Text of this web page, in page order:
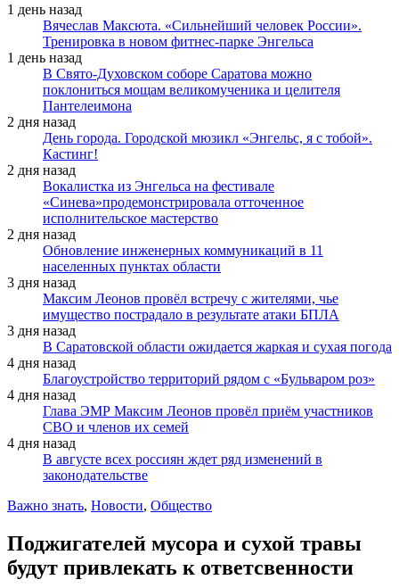
1 день назад
Вячеслав Максюта. «Сильнейший человек России».
Тренировка в новом фитнес-парке Энгельса
1 день назад
В Свято-Духовском соборе Саратова можно
поклониться мощам великомученика и целителя
Пантелеимона
2 дня назад
День города. Городской мюзикл «Энгельс, я с тобой».
Кастинг!
2 дня назад
Вокалистка из Энгельса на фестивале
«Синева»продемонстрировала отточенное
исполнительское мастерство
2 дня назад
Обновление инженерных коммуникаций в 11
населенных пунктах области
3 дня назад
Максим Леонов провёл встречу с жителями, чье
имущество пострадало в результате атаки БПЛА
3 дня назад
В Саратовской области ожидается жаркая и сухая погода
4 дня назад
Благоустройство территорий рядом с «Бульваром роз»
4 дня назад
Глава ЭМР Максим Леонов провёл приём участников
СВО и членов их семей
4 дня назад
В августе всех россиян ждет ряд изменений в
законодательстве
Важно знать, Новости, Общество
Поджигателей мусора и сухой травы
будут привлекать к ответсвенности